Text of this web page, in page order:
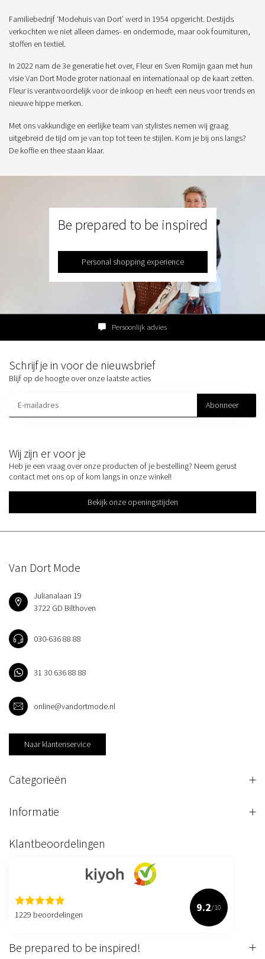
Familiebedrijf ‘Modehuis van Dort’ werd in 1954 opgericht. Destijds
verkochten we niet alleen dames- en ondermode, maar ook fournituren,
stoffen en textiel.
In 2022 nam de 3e generatie het over, Fleur en Sven Romijn gaan met hun
visie Van Dort Mode groter nationaal en internationaal op de kaart zetten.
Fleur is verantwoordelijk voor de inkoop en heeft een neus voor trends en
nieuwe hippe merken.
Met ons vakkundige en eerlijke team van stylistes nemen wij graag
uitgebreid de tijd om je van top tot teen te stijlen. Kom je bij ons langs?
De koffie en thee staan klaar.
Be prepared to be inspired
Personal shopping experience
Persoonlijk advies
Wij zijn er voor je
Heb je een vraag over onze producten of je bestelling? Neem gerust
contact met ons op of kom langs in onze winkel!
Bekijk onze openingstijden
Schrijf je in voor de nieuwsbrief
Blijf op de hoogte over onze laatste acties
Abonneer
Van Dort Mode
Julianalaan 19
3722 GD Bilthoven
030-636 88 88
31 30 636 88 88
online@vandortmode.nl
Naar klantenservice
Categorieën
Informatie
Klantbeoordelingen
1229 beoordelingen
9.2/10
Be prepared to be inspired!